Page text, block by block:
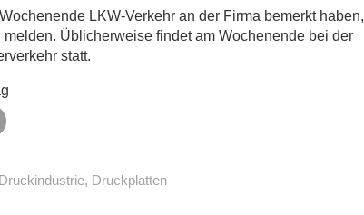
LKW-Verkehr an der Firma bemerkt haben,
Üblicherweise findet am Wochenende bei der
statt.
Druckindustrie, Druckplatten